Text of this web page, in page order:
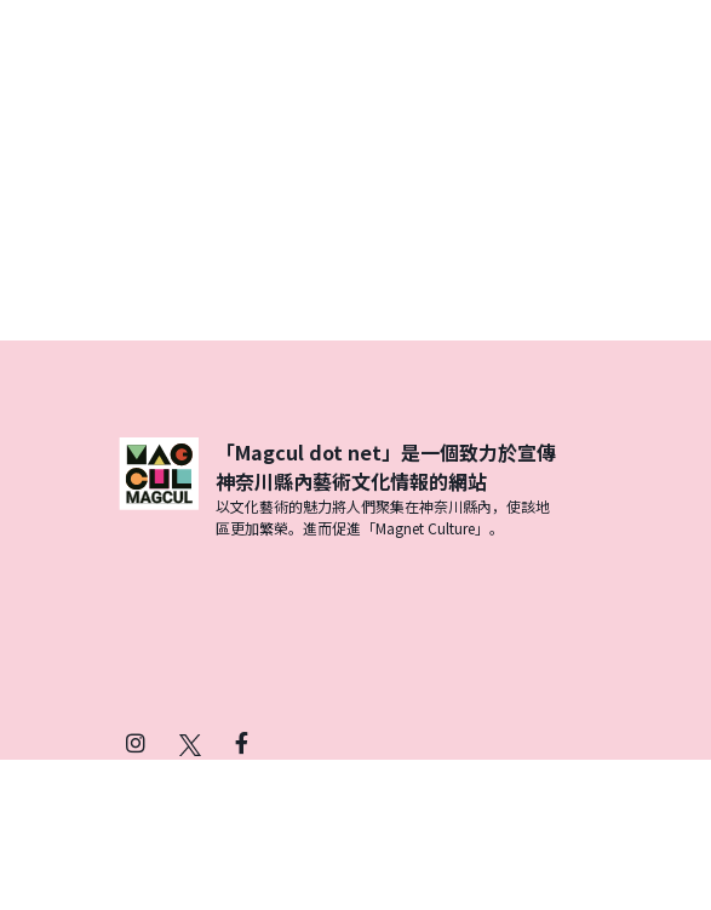
「Magcul dot net」是一個致力於宣傳
神奈川縣內藝術文化情報的網站
以文化藝術的魅力將人們聚集在神奈川縣內，使該地
區更加繁榮。進而促進「Magnet Culture」。
InstagramFacebook